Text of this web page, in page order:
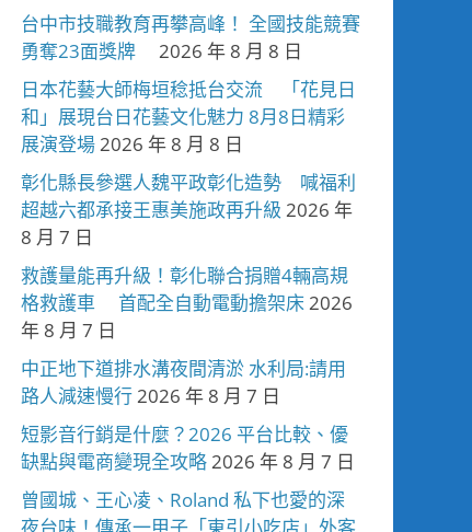
台中市技職教育再攀高峰！ 全國技能競賽
勇奪23面獎牌
2026 年 8 月 8 日
日本花藝大師梅垣稔抵台交流 「花見日
和」展現台日花藝文化魅力 8月8日精彩
展演登場2026 年 8 月 8 日
彰化縣長參選人魏平政彰化造勢 喊福利
超越六都承接王惠美施政再升級 2026 年
8 月 7 日
救護量能再升級！彰化聯合捐贈4輛高規
格救護車 首配全自動電動擔架床2026
年 8 月 7 日
中正地下道排水溝夜間清淤 水利局:請用
路人減速慢行2026 年 8 月 7 日
短影音行銷是什麼？2026 平台比較、優
缺點與電商變現全攻略2026 年 8 月 7 日
曾國城、王心凌、Roland 私下也愛的深